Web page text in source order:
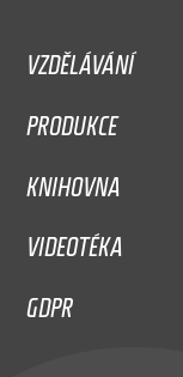
VZDĚLÁVÁNÍ
PRODUKCE
KNIHOVNA
VIDEOTÉKA
GDPR